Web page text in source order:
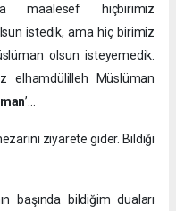
maalesef hiçbirimiz
istedik, ama hiç birimiz
olsun isteyemedik.
elhamdülilleh Müslüman
’…
ziyarete gider. Bildiği
başında bildiğim duaları